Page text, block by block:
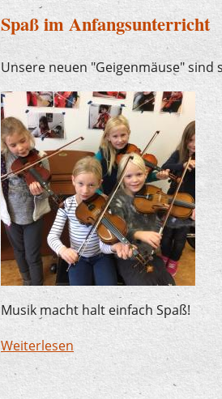
Spaß im Anfangsunterricht
Unsere neuen "Geigenmäuse" sind
Musik macht halt einfach Spaß!
Weiterlesen über Spaß im